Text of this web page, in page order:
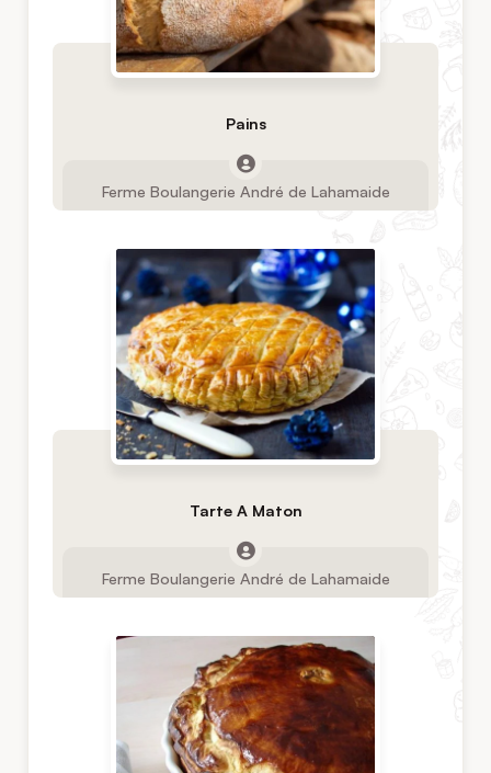
Pains
Ferme Boulangerie André de Lahamaide
Tarte A Maton
Ferme Boulangerie André de Lahamaide